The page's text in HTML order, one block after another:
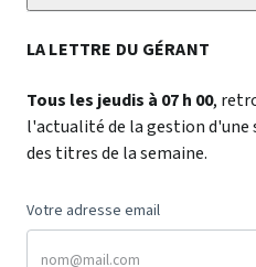
LA LETTRE DU GÉRANT
Tous les jeudis à 07 h 00,
l'actualité de la gestion
des titres de la semaine.
Votre adresse email